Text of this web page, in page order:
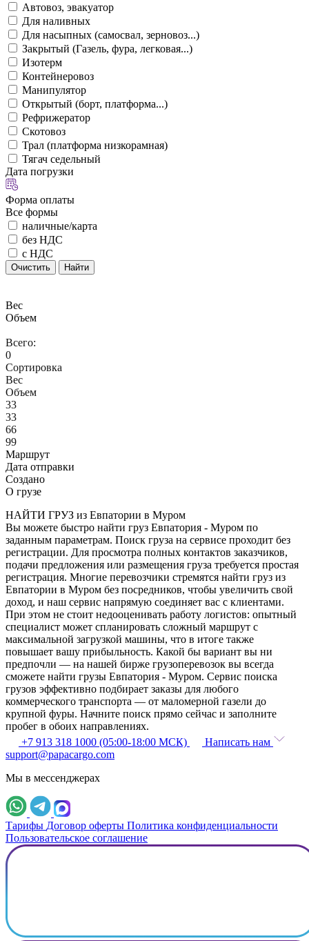
Автовоз, эвакуатор
Для наливных
Для насыпных (самосвал, зерновоз...)
Закрытый (Газель, фура, легковая...)
Изотерм
Контейнеровоз
Манипулятор
Открытый (борт, платформа...)
Рефрижератор
Скотовоз
Трал (платформа низкорамная)
Тягач седельный
Дата погрузки
Форма оплаты
Все формы
наличные/карта
без НДС
с НДС
Очистить Найти
Вес
Объем
Всего:
0
Сортировка
Вес
Объем
33
33
66
99
Маршрут
Дата отправки
Создано
О грузе
НАЙТИ ГРУЗ из Евпатории в Муром
Вы можете быстро найти груз Евпатория - Муром по
заданным параметрам. Поиск груза на сервисе проходит без
регистрации. Для просмотра полных контактов заказчиков,
подачи предложения или размещения груза требуется простая
регистрация. Многие перевозчики стремятся найти груз из
Евпатории в Муром без посредников, чтобы увеличить свой
доход, и наш сервис напрямую соединяет вас с клиентами.
При этом не стоит недооценивать работу логистов: опытный
специалист может спланировать сложный маршрут с
максимальной загрузкой машины, что в итоге также
повышает вашу прибыльность. Какой бы вариант вы ни
предпочли — на нашей бирже грузоперевозок вы всегда
сможете найти грузы Евпатория - Муром. Сервис поиска
грузов эффективно подбирает заказы для любого
коммерческого транспорта — от маломерной газели до
крупной фуры. Начните поиск прямо сейчас и заполните
пробег в обоих направлениях.
+7 913 318 1000 (05:00-18:00 МСК)
Написать нам
support@papacargo.com
Мы в мессенджерах
Тарифы Договор оферты Политика конфиденциальности
Пользовательское соглашение